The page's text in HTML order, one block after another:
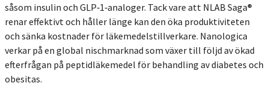
såsom insulin och GLP‑1‑analoger. Tack vare att NLAB Saga®
renar effektivt och håller länge kan den öka produktiviteten
och sänka kostnader för läkemedelstillverkare. Nanologica
verkar på en global nischmarknad som växer till följd av ökad
efterfrågan på peptidläkemedel för behandling av diabetes och
obesitas.